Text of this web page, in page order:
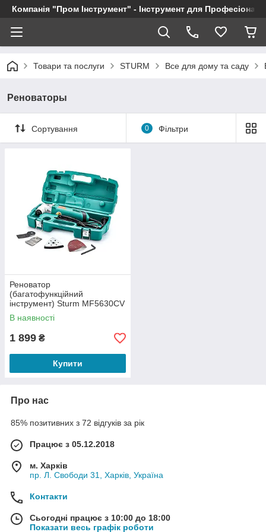
Компанія "Пром Інструмент" - Інструмент для
Товари та послуги STURM Все для дому та саду
Реноваторы
Сортування 0 Фільтри
Реноватор
(багатофункційний
інструмент) Sturm MF5630CV
В наявності
1 899 ₴
Купити
Про нас
85% позитивних з 72 відгуків за рік
Працює з 05.12.2018
м. Харків
пр. Л. Свободи 31, Харків, Україна
Контакти
Сьогодні працює з 10:00 до 18:00
Показати весь графік роботи